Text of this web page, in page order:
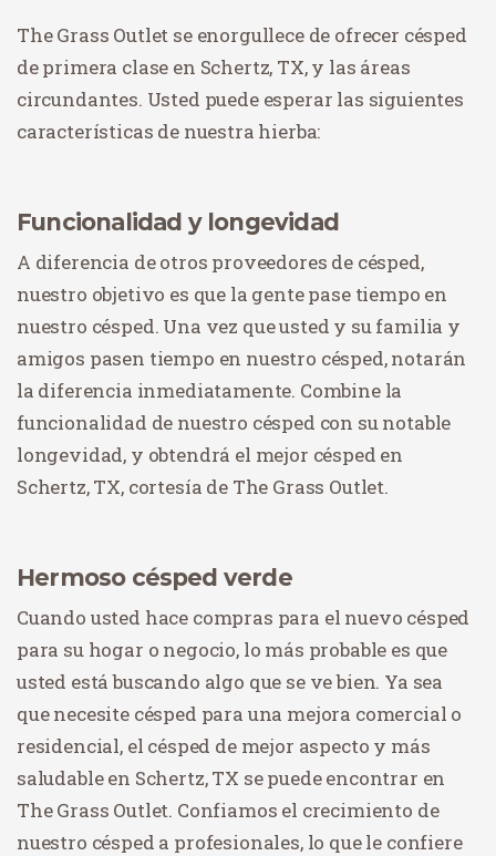
The Grass Outlet se enorgullece de ofrecer césped
de primera clase en Schertz, TX, y las áreas
circundantes. Usted puede esperar las siguientes
características de nuestra hierba:
Funcionalidad y longevidad
A diferencia de otros proveedores de césped,
nuestro objetivo es que la gente pase tiempo en
nuestro césped. Una vez que usted y su familia y
amigos pasen tiempo en nuestro césped, notarán
la diferencia inmediatamente. Combine la
funcionalidad de nuestro césped con su notable
longevidad, y obtendrá el mejor césped en
Schertz, TX, cortesía de The Grass Outlet.
Hermoso césped verde
Cuando usted hace compras para el nuevo césped
para su hogar o negocio, lo más probable es que
usted está buscando algo que se ve bien. Ya sea
que necesite césped para una mejora comercial o
residencial, el césped de mejor aspecto y más
saludable en Schertz, TX se puede encontrar en
The Grass Outlet. Confiamos el crecimiento de
nuestro césped a profesionales, lo que le confiere